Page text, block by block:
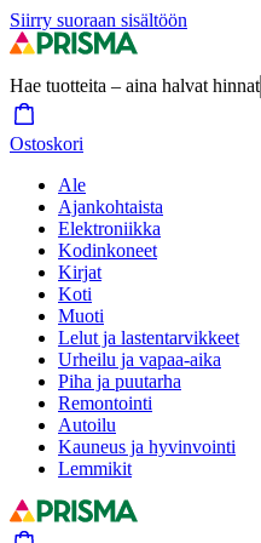
Siirry suoraan sisältöön
Hae tuotteita – aina halvat hinnat
Ostoskori
Ale
Ajankohtaista
Elektroniikka
Kodinkoneet
Kirjat
Koti
Muoti
Lelut ja lastentarvikkeet
Urheilu ja vapaa-aika
Piha ja puutarha
Remontointi
Autoilu
Kauneus ja hyvinvointi
Lemmikit